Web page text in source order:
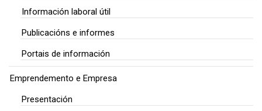
Información laboral útil
Publicacións e informes
Portais de información
Emprendemento e Empresa
Presentación